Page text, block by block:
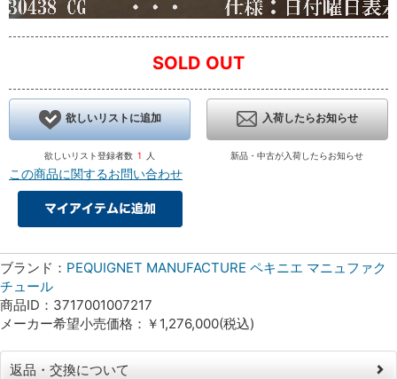
SOLD OUT
欲しいリストに追加
欲しいリスト登録者数 1 人
入荷したらお知らせ
新品・中古が入荷したらお知らせ
この商品に関するお問い合わせ
ブランド： PEQUIGNET MANUFACTURE ペキニエ マニュファク
チュール
商品ID：3717001007217
メーカー希望小売価格：￥1,276,000(税込)
返品・交換について